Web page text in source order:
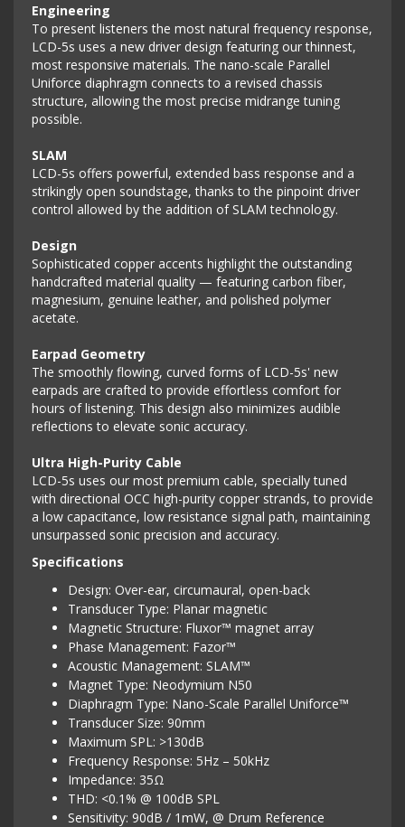
Engineering
To present listeners the most natural frequency response,
LCD-5s uses a new driver design featuring our thinnest,
most responsive materials. The nano-scale Parallel
Uniforce diaphragm connects to a revised chassis
structure, allowing the most precise midrange tuning
possible.
SLAM
LCD-5s offers powerful, extended bass response and a
strikingly open soundstage, thanks to the pinpoint driver
control allowed by the addition of SLAM technology.
Design
Sophisticated copper accents highlight the outstanding
handcrafted material quality — featuring carbon fiber,
magnesium, genuine leather, and polished polymer
acetate.
Earpad Geometry
The smoothly flowing, curved forms of LCD-5s' new
earpads are crafted to provide effortless comfort for
hours of listening. This design also minimizes audible
reflections to elevate sonic accuracy.
Ultra High-Purity Cable
LCD-5s uses our most premium cable, specially tuned
with directional OCC high-purity copper strands, to provide
a low capacitance, low resistance signal path, maintaining
unsurpassed sonic precision and accuracy.
Specifications
Design: Over-ear, circumaural, open-back
Transducer Type: Planar magnetic
Magnetic Structure: Fluxor™ magnet array
Phase Management: Fazor™
Acoustic Management: SLAM™
Magnet Type: Neodymium N50
Diaphragm Type: Nano-Scale Parallel Uniforce™
Transducer Size: 90mm
Maximum SPL: >130dB
Frequency Response: 5Hz – 50kHz
Impedance: 35Ω
THD: <0.1% @ 100dB SPL
Sensitivity: 90dB / 1mW, @ Drum Reference